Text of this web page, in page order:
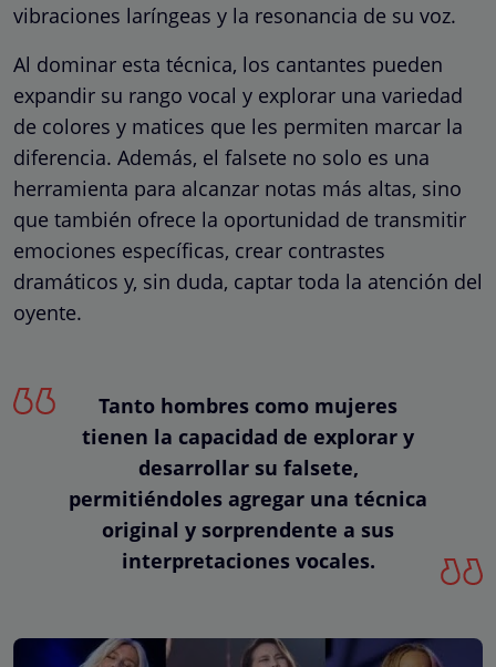
vibraciones laríngeas y la resonancia de su voz.
Al dominar esta técnica, los cantantes pueden
expandir su rango vocal y explorar una variedad
de colores y matices que les permiten marcar la
diferencia. Además, el falsete no solo es una
herramienta para alcanzar notas más altas, sino
que también ofrece la oportunidad de transmitir
emociones específicas, crear contrastes
dramáticos y, sin duda, captar toda la atención del
oyente.
Tanto hombres como mujeres
tienen la capacidad de explorar y
desarrollar su falsete,
permitiéndoles agregar una técnica
original y sorprendente a sus
interpretaciones vocales.